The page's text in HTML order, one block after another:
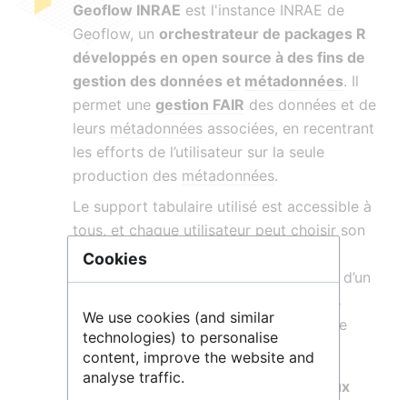
Geoflow INRAE est l'instance INRAE de
Geoflow, un orchestrateur de packages R
développés en open source à des fins de
gestion des données et métadonnées. Il
permet une gestion FAIR des données et de
leurs métadonnées associées, en recentrant
les efforts de l’utilisateur sur la seule
production des métadonnées.
Le support tabulaire utilisé est accessible à
tous, et chaque utilisateur peut choisir son
logiciel d’édition (google sheet, Excel,
postgresql …). Geoflow, via l’exécution d’un
seul script R, permet la publication des
métadonnéesdans un grand nombre de
dépôts standardisés.
Geoflow produit des
aux
Cookies
We use cookies (and similar
technologies) to personalise
content, improve the website and
analyse traffic.